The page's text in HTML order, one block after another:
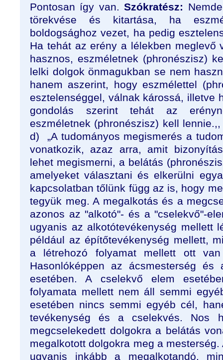
Pontosan így van.Szókratész:
törekvése és kitartása, ha
boldogsághoz vezet, ha pedig
Ha tehát az erény a lélekben meglevő
hasznos, eszméletnek (phronészisz)
lelki dolgok ön­magukban se nem
hanem aszerint, hogy eszmélettel
esztelenséggel, válnak károssá, illetve
gondolás szerint tehát az
eszméletnek (phronészisz) kell
d)
„A tudományos megis­merés a
vonatkozik, azaz arra, amit
lehet megis­merni, a belátás
amelyeket válasz­tani és elkerülni
kapcsolat­ban tőlünk függ az is, hogy
tegyük meg. A megalkotás és a
azonos az "alkotó"- és a "cselekvő"-
ugyanis az alkotótevékenység mellett
például az építőtevékenység mellett,
a létrehozó folyamat mellett ott
Hasonlóképpen az ácsmes­terség
esetében. A cselekvő elem
folyamata mellett nem áll semmi
esetében nincs semmi egyéb cél,
tevékenység és a cselekvés. Nos
megcselekedett dolgokra a belátás
megal­kotott dolgokra meg a
ugyanis inkább a megalkotandó,